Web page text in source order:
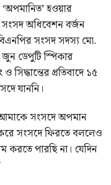
হওয়ার
অধিবেশন বর্জন
সংসদ সদস্য মো.
ডেপুটি স্পিকার
প্রতিবাদে ১৫
যাননি।
সংসদে অপমান
সংসদে ফিরতে বললেও
পারছি না। যেদিন